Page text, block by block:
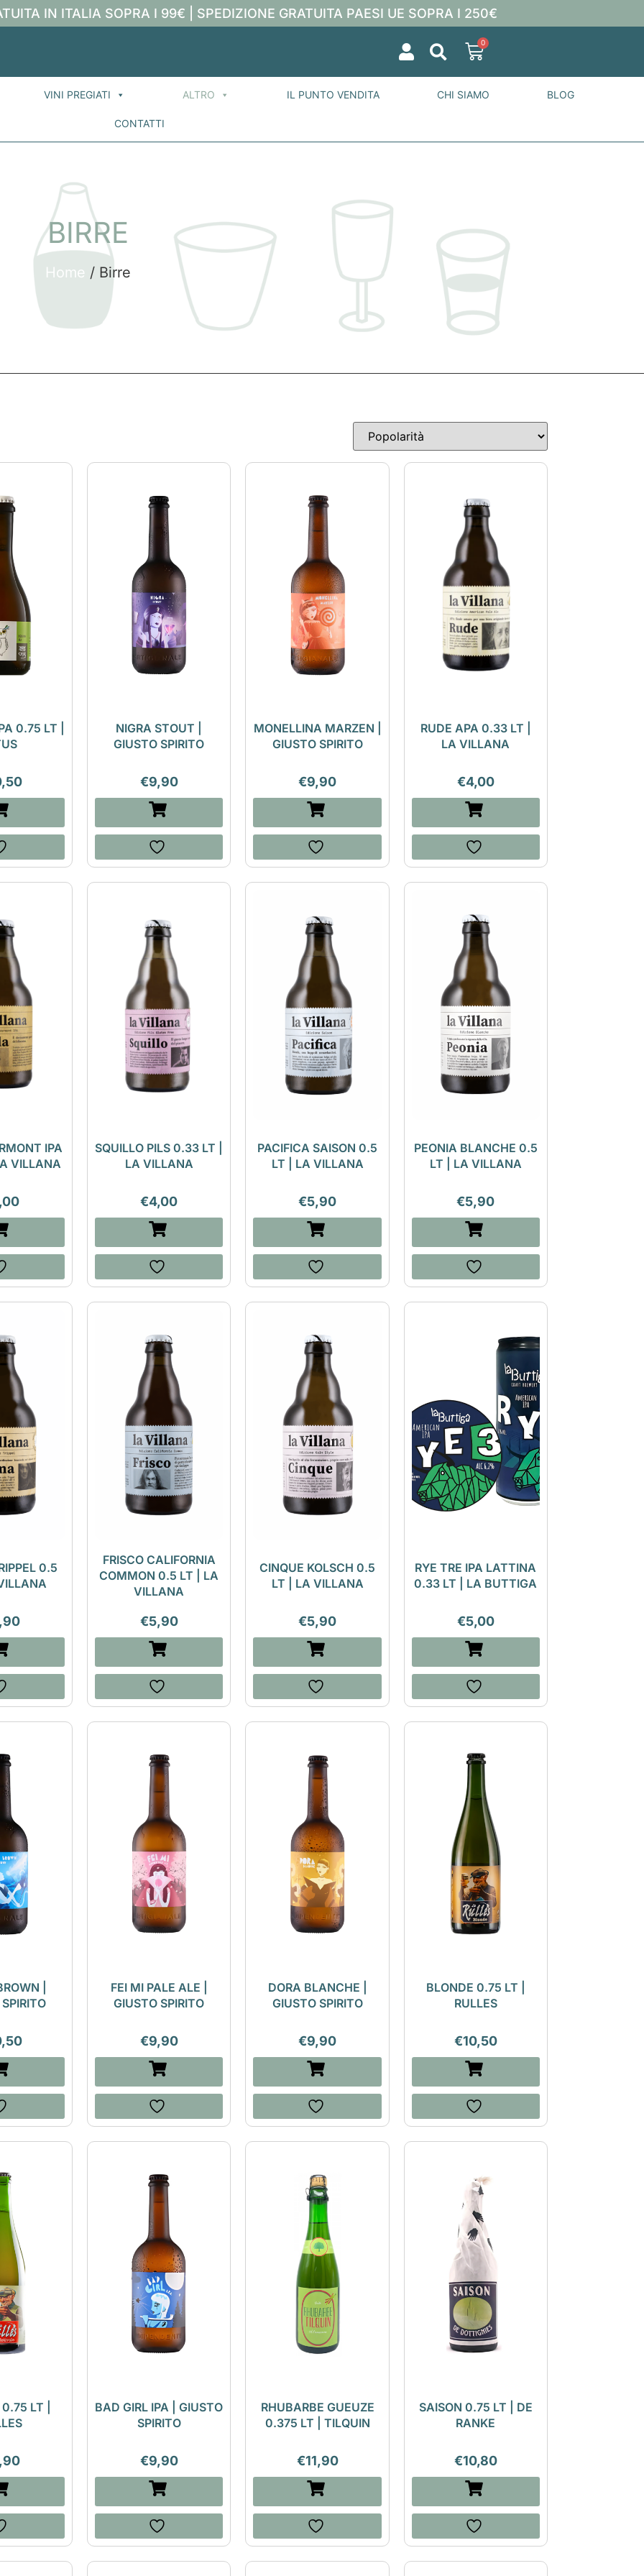
IN ITALIA SOPRA I 99€ | SPEDIZIONE GRATUITA PAESI UE SOPRA I 250€
0
VINI PREGIATI ALTRO IL PUNTO VENDITA CHI SIAMO BLOG
CONTATTI
BIRRE
Home / Birre
0.75 LT |
NIGRA STOUT |
GIUSTO SPIRITO
€9,90
MONELLINA MARZEN |
GIUSTO SPIRITO
€9,90
RUDE APA 0.33 LT |
LA VILLANA
€4,00
IPA
VILLANA
SQUILLO PILS 0.33 LT |
LA VILLANA
€4,00
PACIFICA SAISON 0.5
LT | LA VILLANA
€5,90
PEONIA BLANCHE 0.5
LT | LA VILLANA
€5,90
0.5
FRISCO CALIFORNIA
COMMON 0.5 LT | LA
VILLANA
€5,90
CINQUE KOLSCH 0.5
LT | LA VILLANA
€5,90
RYE TRE IPA LATTINA
0.33 LT | LA BUTTIGA
€5,00
|
FEI MI PALE ALE |
GIUSTO SPIRITO
€9,90
DORA BLANCHE |
GIUSTO SPIRITO
€9,90
BLONDE 0.75 LT |
RULLES
€10,50
LT |
BAD GIRL IPA | GIUSTO
SPIRITO
€9,90
RHUBARBE GUEUZE
0.375 LT | TILQUIN
€11,90
SAISON 0.75 LT | DE
RANKE
€10,80